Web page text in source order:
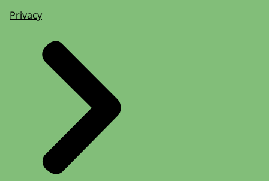
Privacy